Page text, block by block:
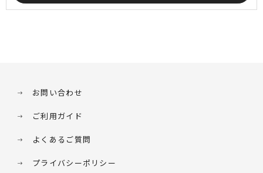
お問い合わせ
ご利用ガイド
よくあるご質問
プライバシーポリシー